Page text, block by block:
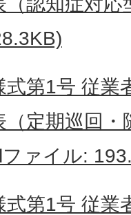
式第1号 従業
（定期巡回
ァイル:
式第1号 従業